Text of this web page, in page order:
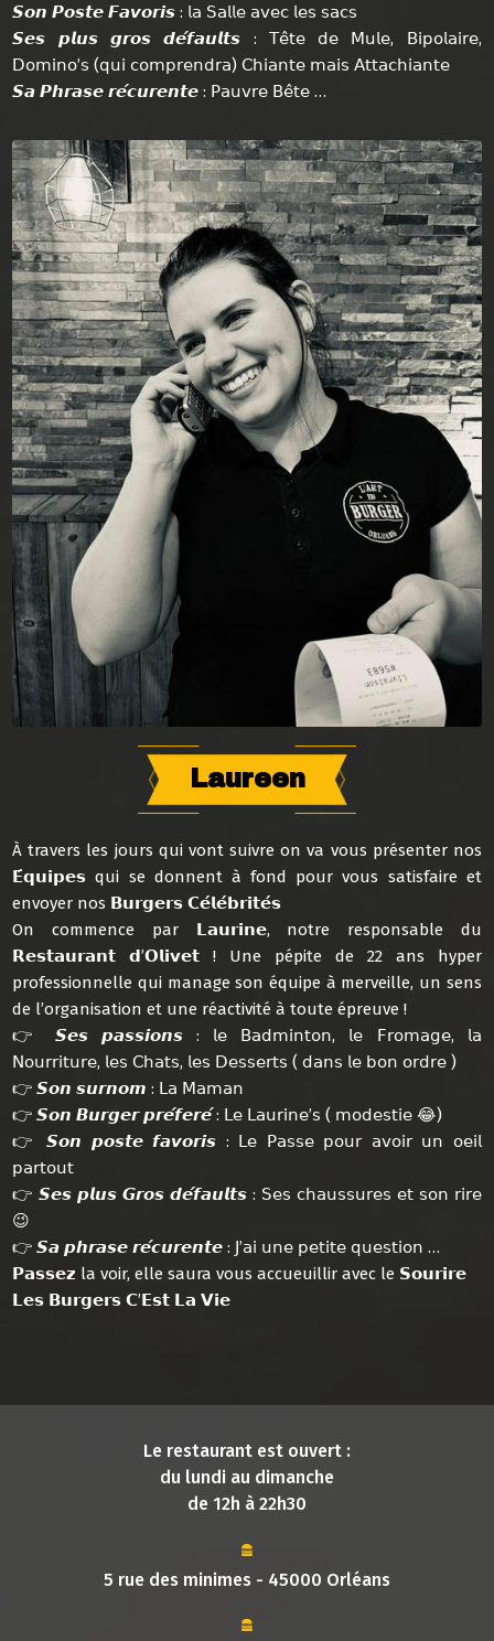
𝙎𝙤𝙣 𝙋𝙤𝙨𝙩𝙚 𝙁𝙖𝙫𝙤𝙧𝙞𝙨 : 𝗅𝖺 𝖲𝖺𝗅𝗅𝖾 𝖺𝗏𝖾𝖼 𝗅𝖾𝗌 𝗌𝖺𝖼𝗌
𝙎𝙚𝙨 𝙥𝙡𝙪𝙨 𝙜𝙧𝙤𝙨 𝙙𝙚́𝙛𝙖𝙪𝙡𝙩𝙨 : 𝖳𝖾̂𝗍𝖾 𝖽𝖾 𝖬𝗎𝗅𝖾, 𝖡𝗂𝗉𝗈𝗅𝖺𝗂𝗋𝖾,
𝖣𝗈𝗆𝗂𝗇𝗈’𝗌 (𝗊𝗎𝗂 𝖼𝗈𝗆𝗉𝗋𝖾𝗇𝖽𝗋𝖺) 𝖢𝗁𝗂𝖺𝗇𝗍𝖾 𝗆𝖺𝗂𝗌 𝖠𝗍𝗍𝖺𝖼𝗁𝗂𝖺𝗇𝗍𝖾
𝙎𝙖 𝙋𝙝𝙧𝙖𝙨𝙚 𝙧𝙚́𝙘𝙪𝙧𝙚𝙣𝙩𝙚 : 𝖯𝖺𝗎𝗏𝗋𝖾 𝖡𝖾̂𝗍𝖾 …
Laureen
À travers les jours qui vont suivre on va vous présenter nos
𝗘́𝗾𝘂𝗶𝗽𝗲𝘀 qui se donnent à fond pour vous satisfaire et
envoyer nos 𝗕𝘂𝗿𝗴𝗲𝗿𝘀 𝗖𝗲́𝗹𝗲́𝗯𝗿𝗶𝘁𝗲́𝘀
On commence par 𝗟𝗮𝘂𝗿𝗶𝗻𝗲, notre responsable du
𝗥𝗲𝘀𝘁𝗮𝘂𝗿𝗮𝗻𝘁 𝗱’𝗢𝗹𝗶𝘃𝗲𝘁 ! Une pépite de 22 ans hyper
professionnelle qui manage son équipe à merveille, un sens
de l’organisation et une réactivité à toute épreuve !
👉 𝙎𝙚𝙨 𝙥𝙖𝙨𝙨𝙞𝙤𝙣𝙨 : 𝗅𝖾 𝖡𝖺𝖽𝗆𝗂𝗇𝗍𝗈𝗇, 𝗅𝖾 𝖥𝗋𝗈𝗆𝖺𝗀𝖾, 𝗅𝖺
𝖭𝗈𝗎𝗋𝗋𝗂𝗍𝗎𝗋𝖾, 𝗅𝖾𝗌 𝖢𝗁𝖺𝗍𝗌, 𝗅𝖾𝗌 𝖣𝖾𝗌𝗌𝖾𝗋𝗍𝗌 ( 𝖽𝖺𝗇𝗌 𝗅𝖾 𝖻𝗈𝗇 𝗈𝗋𝖽𝗋𝖾 )
👉 𝙎𝙤𝙣 𝙨𝙪𝙧𝙣𝙤𝙢 : 𝖫𝖺 𝖬𝖺𝗆𝖺𝗇
👉 𝙎𝙤𝙣 𝘽𝙪𝙧𝙜𝙚𝙧 𝙥𝙧𝙚́𝙛𝙚𝙧𝙚́ : 𝖫𝖾 𝖫𝖺𝗎𝗋𝗂𝗇𝖾’𝗌 ( 𝗆𝗈𝖽𝖾𝗌𝗍𝗂𝖾 😂)
👉 𝙎𝙤𝙣 𝙥𝙤𝙨𝙩𝙚 𝙛𝙖𝙫𝙤𝙧𝙞𝙨 : 𝖫𝖾 𝖯𝖺𝗌𝗌𝖾 𝗉𝗈𝗎𝗋 𝖺𝗏𝗈𝗂𝗋 𝗎𝗇 𝗈𝖾𝗂𝗅
𝗉𝖺𝗋𝗍𝗈𝗎𝗍
👉 𝙎𝙚𝙨 𝙥𝙡𝙪𝙨 𝙂𝙧𝙤𝙨 𝙙𝙚́𝙛𝙖𝙪𝙡𝙩𝙨 : 𝖲𝖾𝗌 𝖼𝗁𝖺𝗎𝗌𝗌𝗎𝗋𝖾𝗌 𝖾𝗍 𝗌𝗈𝗇 𝗋𝗂𝗋𝖾
😉
👉 𝙎𝙖 𝙥𝙝𝙧𝙖𝙨𝙚 𝙧𝙚́𝙘𝙪𝙧𝙚𝙣𝙩𝙚 : 𝖩’𝖺𝗂 𝗎𝗇𝖾 𝗉𝖾𝗍𝗂𝗍𝖾 𝗊𝗎𝖾𝗌𝗍𝗂𝗈𝗇 …
𝗣𝗮𝘀𝘀𝗲𝘇 la voir, elle saura vous accueuillir avec le 𝗦𝗼𝘂𝗿𝗶𝗿𝗲
𝗟𝗲𝘀 𝗕𝘂𝗿𝗴𝗲𝗿𝘀 𝗖’𝗘𝘀𝘁 𝗟𝗮 𝗩𝗶𝗲
Le restaurant est ouvert :
du lundi au dimanche
de 12h à 22h30
5 rue des minimes - 45000 Orléans